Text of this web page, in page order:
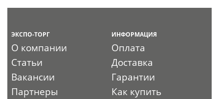
ЭКСПО-ТОРГ
О компании
Статьи
Вакансии
Партнеры
ИНФОРМАЦИЯ
Оплата
Доставка
Гарантии
Как купить